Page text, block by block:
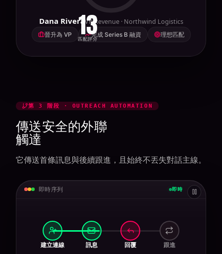
94
匹配評分
Dana Rivera VP Revenue · Northwind Logistics
晉升為 VP 完成 Series B 融資 理想匹配
第 3 階段 · OUTREACH AUTOMATION
傳送安全的外聯
觸達
它傳送首條訊息與後續跟進，且始終不丟失對話主線。
即時序列 即時
建立連線 訊息 回覆 跟進